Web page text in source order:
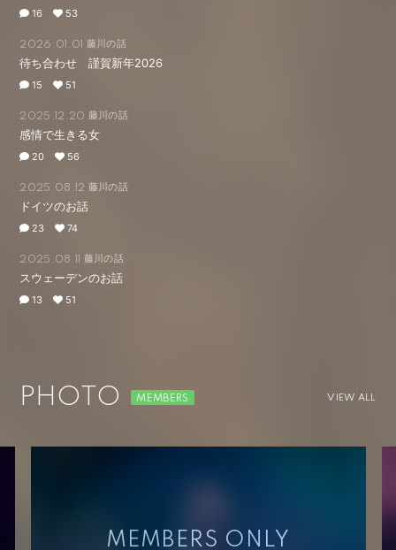
16 53
2026.01.01 藤川の話
待ち合わせ 謹賀新年2026
15 51
2025.12.20 藤川の話
感情で生きる女
20 56
2025.08.12 藤川の話
ドイツのお話
23 74
2025.08.11 藤川の話
スウェーデンのお話
13 51
PHOTO VIEW ALL